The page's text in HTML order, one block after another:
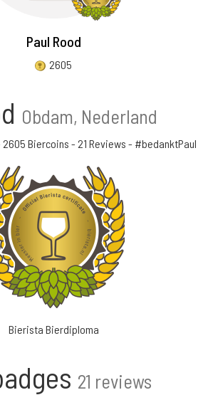
Paul Rood
2605
Obdam, Nederland
2605 Biercoins - 21 Reviews - #bedanktPaul
Bierista Bierdiploma
21 reviews